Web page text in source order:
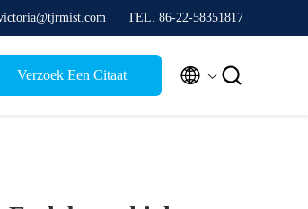
TEL. 86-22-58351817
Verzoek Een Citaat  